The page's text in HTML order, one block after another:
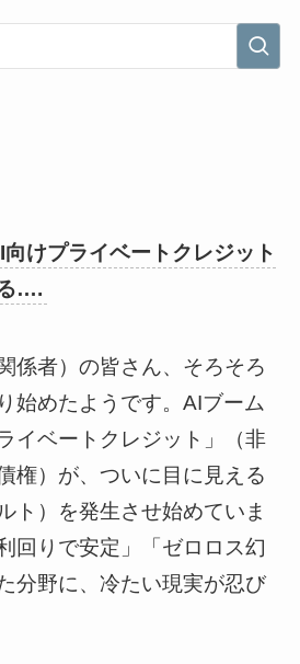
けプライベートクレジット
….
係者）の皆さん、そろそろ
始めたようです。AIブーム
イベートクレジット」（非
権）が、ついに目に見える
ト）を発生させ始めていま
回りで安定」「ゼロロス幻
分野に、冷たい現実が忍び